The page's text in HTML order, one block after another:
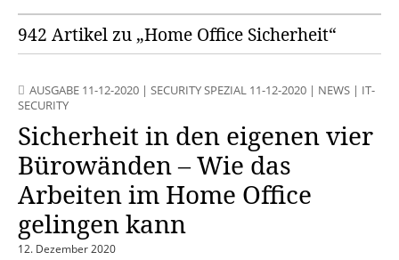
942 Artikel zu „Home Office Sicherheit“
AUSGABE 11-12-2020 | SECURITY SPEZIAL 11-12-2020 | NEWS | IT-
SECURITY
Sicherheit in den eigenen vier
Bürowänden – Wie das
Arbeiten im Home Office
gelingen kann
12. Dezember 2020